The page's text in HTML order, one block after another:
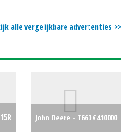
alle vergelijkbare advertenties
John Deere - T660€410000